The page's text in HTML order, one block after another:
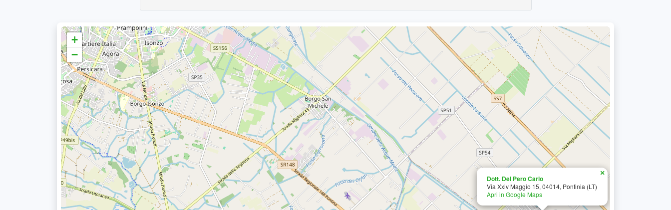
Dott. Del Pero Carlo
Via Xxiv Maggio 15, 04014, Pontinia (LT)
Apri in Google Maps
×
+
−